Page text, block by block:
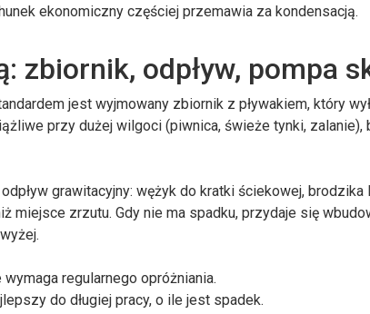
ekonomiczny częściej przemawia za kondensacją.
zbiornik, odpływ, pompa
jest wyjmowany zbiornik z pływakiem, który
przy dużej wilgoci (piwnica, świeże tynki,
grawitacyjny: wężyk do kratki ściekowej, brodzika
miejsce zrzutu. Gdy nie ma spadku, przydaje się
regularnego opróżniania.
do długiej pracy, o ile jest spadek.